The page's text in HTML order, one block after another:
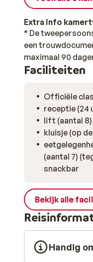
Extra info
* De
een
maximaal 90
Faciliteiten
Officiële
receptie (24
lift (aantal 8)
kluisje (op
(aantal 7)
snackbar
Bekijk alle
Handig